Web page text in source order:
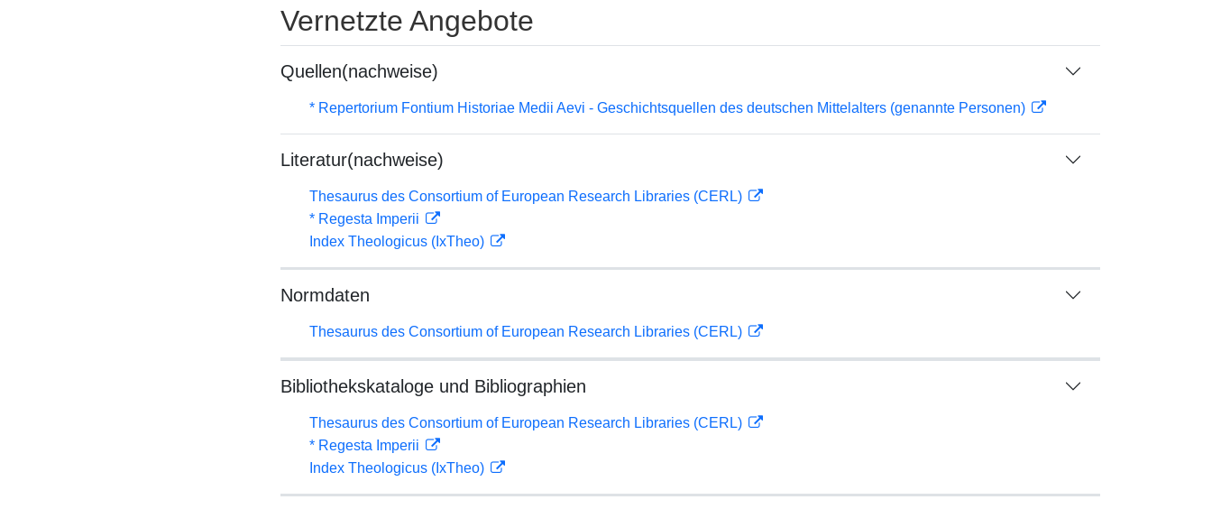
Vernetzte Angebote
Quellen(nachweise)
* Repertorium Fontium Historiae Medii Aevi - Geschichtsquellen des deutschen Mittelalters (genannte Personen)
Literatur(nachweise)
Thesaurus des Consortium of European Research Libraries (CERL)
* Regesta Imperii
Index Theologicus (IxTheo)
Normdaten
Thesaurus des Consortium of European Research Libraries (CERL)
Bibliothekskataloge und Bibliographien
Thesaurus des Consortium of European Research Libraries (CERL)
* Regesta Imperii
Index Theologicus (IxTheo)